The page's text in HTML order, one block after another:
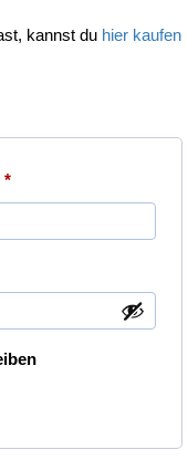
kannst du hier kaufen
*Erforderlich